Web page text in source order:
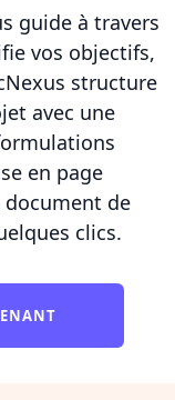
guide à travers
vos objectifs,
structure
avec une
en page
document de
clics.